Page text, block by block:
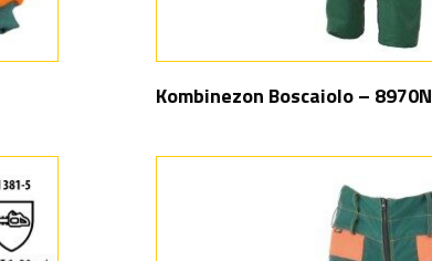
Kombinezon Boscaiolo – 8970N